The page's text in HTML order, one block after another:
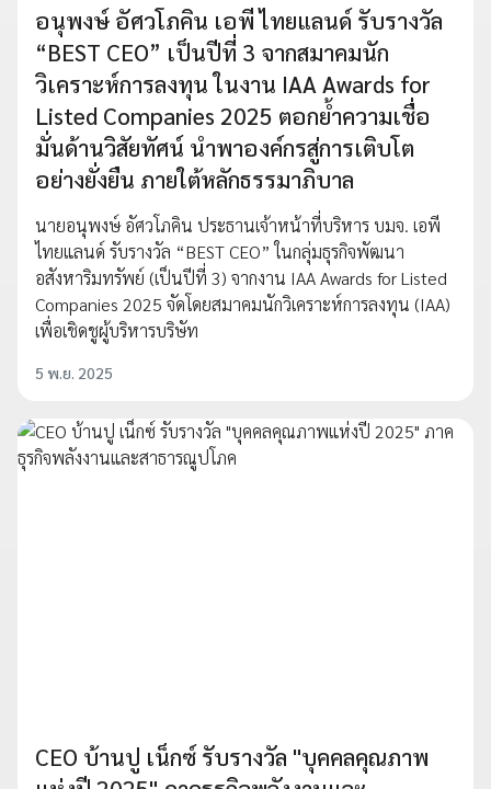
อนุพงษ์ อัศวโภคิน เอพี ไทยแลนด์ รับรางวัล
“BEST CEO” เป็นปีที่ 3 จากสมาคมนัก
วิเคราะห์การลงทุน ในงาน IAA Awards for
Listed Companies 2025 ตอกย้ำความเชื่อ
มั่นด้านวิสัยทัศน์ นำพาองค์กรสู่การเติบโต
อย่างยั่งยืน ภายใต้หลักธรรมาภิบาล
นายอนุพงษ์ อัศวโภคิน ประธานเจ้าหน้าที่บริหาร บมจ. เอพี
ไทยแลนด์ รับรางวัล “BEST CEO” ในกลุ่มธุรกิจพัฒนา
อสังหาริมทรัพย์ (เป็นปีที่ 3) จากงาน IAA Awards for Listed
Companies 2025 จัดโดยสมาคมนักวิเคราะห์การลงทุน (IAA)
เพื่อเชิดชูผู้บริหารบริษัท
5 พ.ย. 2025
CEO บ้านปู เน็กซ์ รับรางวัล "บุคคลคุณภาพ